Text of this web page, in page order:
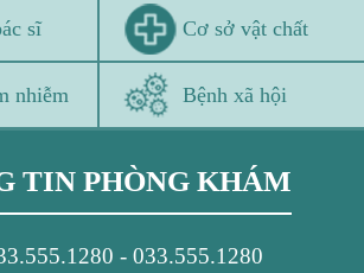
sĩ Cơ sở vật chất
nhiễm Bệnh xã hội
TIN PHÒNG KHÁM
- 033.555.1280